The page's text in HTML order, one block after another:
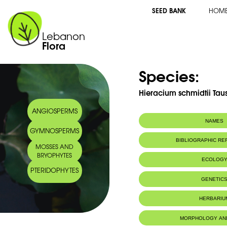
Lebanon
Flora
SEED BANK
ANGIOSPERMS
GYMNOSPERMS
MOSSES AND
BRYOPHYTES
PTERIDOPHYTES
Species:
Hieracium schmidtii
NAMES
BIBLIOGRAPHIC
ECOLOGY
Terrains
MORPHOLOGY